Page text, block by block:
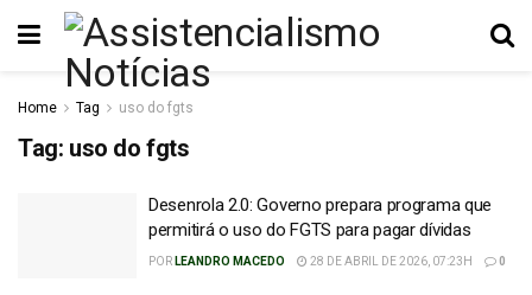
Home Tag uso do fgts
Tag: uso do fgts
Desenrola 2.0: Governo prepara programa que
permitirá o uso do FGTS para pagar dívidas
POR LEANDRO MACEDO 28 DE ABRIL DE 2026, 07:23H 0